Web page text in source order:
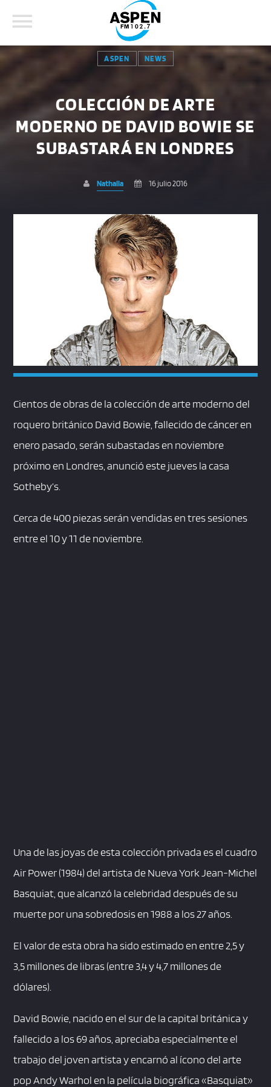
BUSCAR EN EL SITIO:
COMPARTE ESTA PÁGINA EN:
Twitter
Facebook
Whatsapp
ASPEN NEWS
COLECCIÓN DE ARTE
MODERNO DE DAVID BOWIE SE
SUBASTARÁ EN LONDRES
Nathalia 16 julio 2016
Cientos de obras de la colección de arte moderno del
roquero británico David Bowie, fallecido de cáncer en
enero pasado, serán subastadas en noviembre
próximo en Londres, anunció este jueves la casa
Sotheby’s.
Cerca de 400 piezas serán vendidas en tres sesiones
entre el 10 y 11 de noviembre.
Una de las joyas de esta colección privada es el cuadro
Air Power (1984) del artista de Nueva York Jean-Michel
Basquiat, que alcanzó la celebridad después de su
muerte por una sobredosis en 1988 a los 27 años.
El valor de esta obra ha sido estimado en entre 2,5 y
3,5 millones de libras (entre 3,4 y 4,7 millones de
dólares).
David Bowie, nacido en el sur de la capital británica y
fallecido a los 69 años, apreciaba especialmente el
trabajo del joven artista y encarnó al ícono del arte
pop Andy Warhol en la película biográfica «Basquiat»